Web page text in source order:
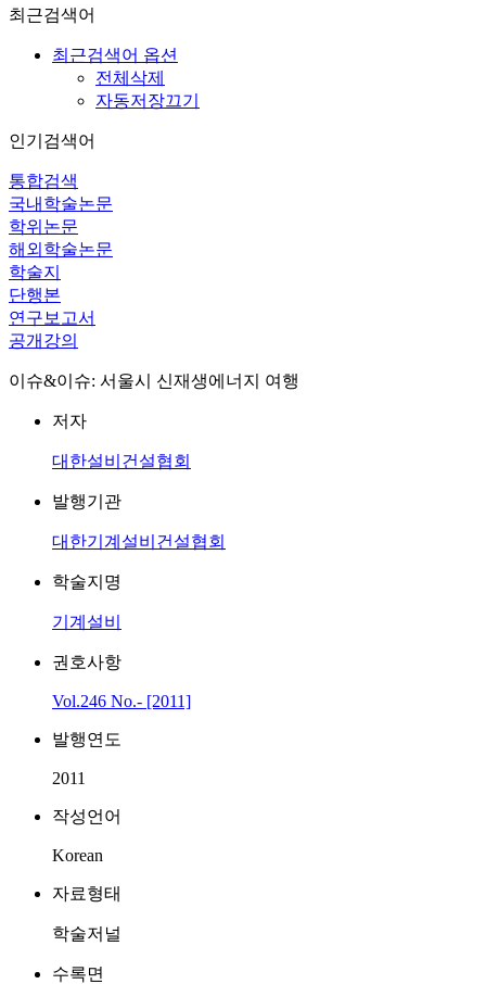
최근검색어
최근검색어 옵션
전체삭제
자동저장끄기
인기검색어
통합검색
국내학술논문
학위논문
해외학술논문
학술지
단행본
연구보고서
공개강의
이슈&이슈: 서울시 신재생에너지 여행
저자
대한설비건설협회
발행기관
대한기계설비건설협회
학술지명
기계설비
권호사항
Vol.246 No.- [2011]
발행연도
2011
작성언어
Korean
자료형태
학술저널
수록면